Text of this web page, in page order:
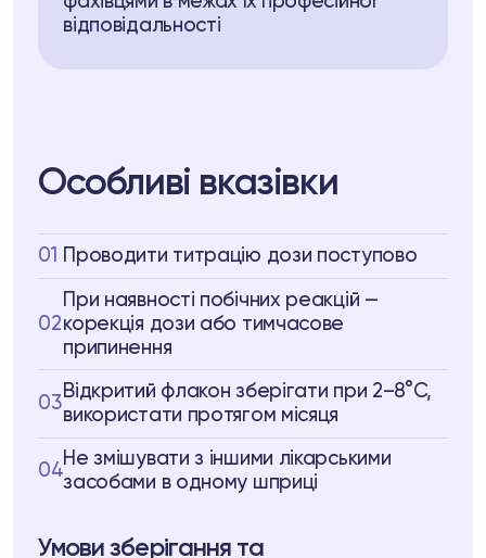
відповідальності
Особливі вказівки
01 Проводити титрацію дози поступово
02
При наявності побічних реакцій —
корекція дози або тимчасове
припинення
03
Відкритий флакон зберігати при 2–8°C,
використати протягом місяця
04
Не змішувати з іншими лікарськими
засобами в одному шприці
Умови зберігання та